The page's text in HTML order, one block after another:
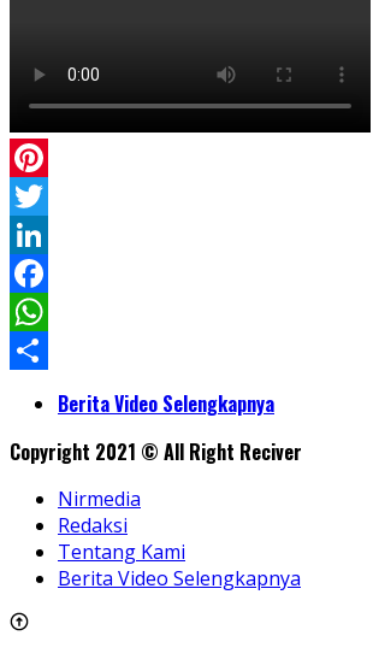
Pinterest
Twitter
LinkedIn
Facebook
WhatsApp
ShareBerita Video Selengkapnya
Copyright 2021 © All Right Reciver
Nirmedia
Redaksi
Tentang Kami
Berita Video Selengkapnya